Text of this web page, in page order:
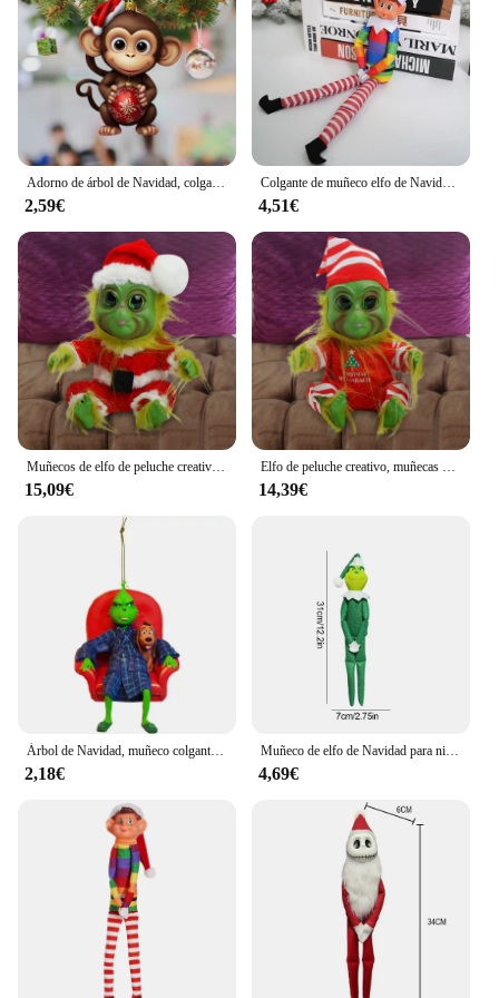
Adorno de árbol de Navidad, colgante de mono, decoraciones navideñas, adornos apilables para libros, mono de Navidad con acrílico navideño
2,59€
Colgante de muñeco elfo de Navidad, muñeco de hadas, decoración navideña, accesorios para muñecas, adornos de escritorio, decoraciones para el hogar, novedad de 2024
4,51€
Muñecos de elfo de peluche creativos, muñecos Geek de Navidad, regalos de Navidad, Geek verde
15,09€
Elfo de peluche creativo, muñecas Geek de navidad, regalos de Navidad, decoración de Festival, hogar, verde, regalos de Adorno
14,39€
Árbol de Navidad, muñeco colgante de resina, decoración del hogar, Navidad, Año Nuevo, muñeco elfo verde con sombrero, monstruo de pelo rojo y verde, regalos de fiesta de Navidad
2,18€
Muñeco de elfo de Navidad para niños, muñeco de hadas para estantería, feliz regalo de Halloween, adornos de escritorio, decoraciones para el hogar, juguete coleccionable festivo
4,69€